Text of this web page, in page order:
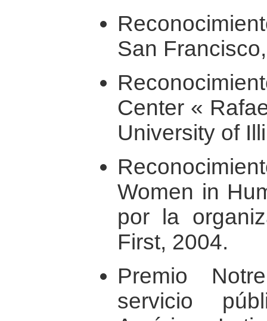
San
Center «
University of
Women in
por la
First, 2004.
Premio
servicio